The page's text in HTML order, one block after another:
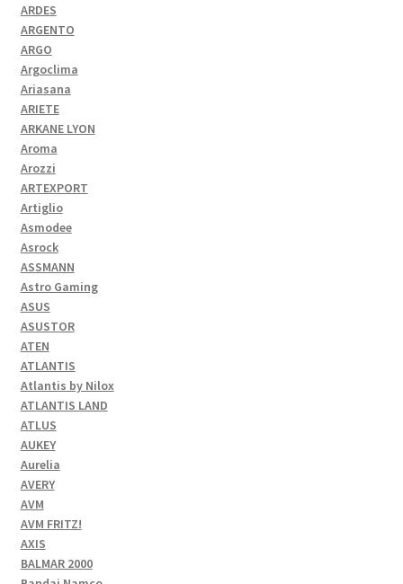
ARDES
ARGENTO
ARGO
Argoclima
Ariasana
ARIETE
ARKANE LYON
Aroma
Arozzi
ARTEXPORT
Artiglio
Asmodee
Asrock
ASSMANN
Astro Gaming
ASUS
ASUSTOR
ATEN
ATLANTIS
Atlantis by Nilox
ATLANTIS LAND
ATLUS
AUKEY
Aurelia
AVERY
AVM
AVM FRITZ!
AXIS
BALMAR 2000